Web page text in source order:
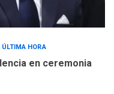
ÚLTIMA HORA
en ceremonia